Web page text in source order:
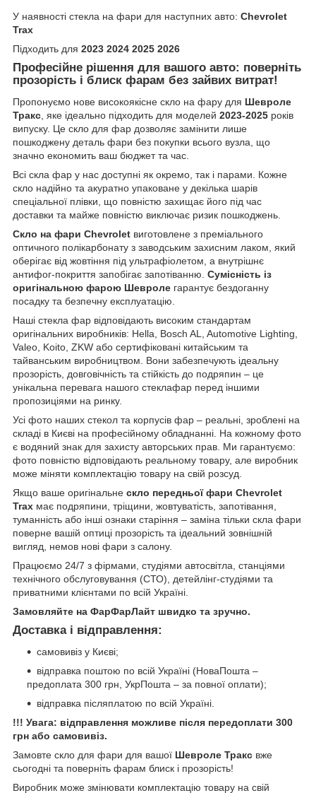
У наявності стекла на фари для наступних авто: Chevrolet
Trax
Підходить для 2023 2024 2025 2026
Професійне рішення для вашого авто: поверніть
прозорість і блиск фарам без зайвих витрат!
Пропонуємо нове високоякісне скло на фару для Шевроле
Тракс, яке ідеально підходить для моделей 2023-2025 років
випуску. Це скло для фар дозволяє замінити лише
пошкоджену деталь фари без покупки всього вузла, що
значно економить ваш бюджет та час.
Всі скла фар у нас доступні як окремо, так і парами. Кожне
скло надійно та акуратно упаковане у декілька шарів
спеціальної плівки, що повністю захищає його під час
доставки та майже повністю виключає ризик пошкоджень.
Скло на фари Chevrolet виготовлене з преміального
оптичного полікарбонату з заводським захисним лаком, який
оберігає від жовтіння під ультрафіолетом, а внутрішнє
антифог-покриття запобігає запотіванню. Сумісність із
оригінальною фарою Шевроле гарантує бездоганну
посадку та безпечну експлуатацію.
Наші стекла фар відповідають високим стандартам
оригінальних виробників: Hella, Bosch AL, Automotive Lighting,
Valeo, Koito, ZKW або сертифіковані китайським та
тайванським виробництвом. Вони забезпечують ідеальну
прозорість, довговічність та стійкість до подряпин – це
унікальна перевага нашого стеклафар перед іншими
пропозиціями на ринку.
Усі фото наших стекол та корпусів фар – реальні, зроблені на
складі в Києві на професійному обладнанні. На кожному фото
є водяний знак для захисту авторських прав. Ми гарантуємо:
фото повністю відповідають реальному товару, але виробник
може міняти комплектацію товару на свій розсуд.
Якщо ваше оригінальне скло передньої фари Chevrolet
Trax має подряпини, тріщини, жовтуватість, запотівання,
туманність або інші ознаки старіння – заміна тільки скла фари
поверне вашій оптиці прозорість та ідеальний зовнішній
вигляд, немов нові фари з салону.
Працюємо 24/7 з фірмами, студіями автосвітла, станціями
технічного обслуговування (СТО), детейлінг-студіями та
приватними клієнтами по всій Україні.
Замовляйте на ФарФарЛайт швидко та зручно.
Доставка і відправлення:
самовивіз у Києві;
відправка поштою по всій Україні (НоваПошта –
предоплата 300 грн, УкрПошта – за повної оплати);
відправка післяплатою по всій Україні.
!!! Увага: відправлення можливе після передоплати 300
грн або самовивіз.
Замовте скло для фари для вашої Шевроле Тракс вже
сьогодні та поверніть фарам блиск і прозорість!
Виробник може змінювати комплектацію товару на свій